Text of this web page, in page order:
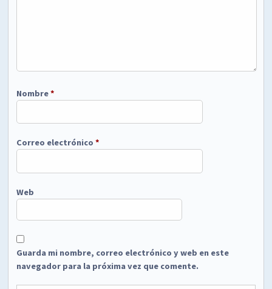
Nombre*
Correo electrónico*
Web
Guarda mi nombre, correo electrónico y web en este
navegador para la próxima vez que comente.